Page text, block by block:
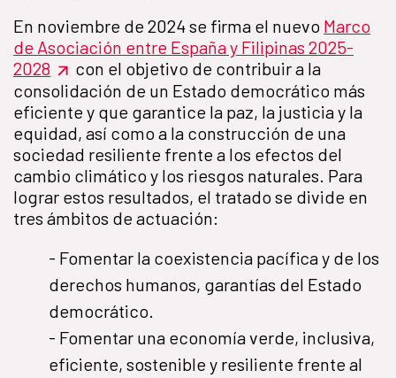
En noviembre de 2024 se firma el nuevo Marco
de Asociación entre España y Filipinas 2025-
2028
con el objetivo de contribuir a la
consolidación de un Estado democrático más
eficiente y que garantice la paz, la justicia y la
equidad, así como a la construcción de una
sociedad resiliente frente a los efectos del
cambio climático y los riesgos naturales. Para
lograr estos resultados, el tratado se divide en
tres ámbitos de actuación:
- Fomentar la coexistencia pacífica y de los
derechos humanos, garantías del Estado
democrático.
- Fomentar una economía verde, inclusiva,
eficiente, sostenible y resiliente frente al